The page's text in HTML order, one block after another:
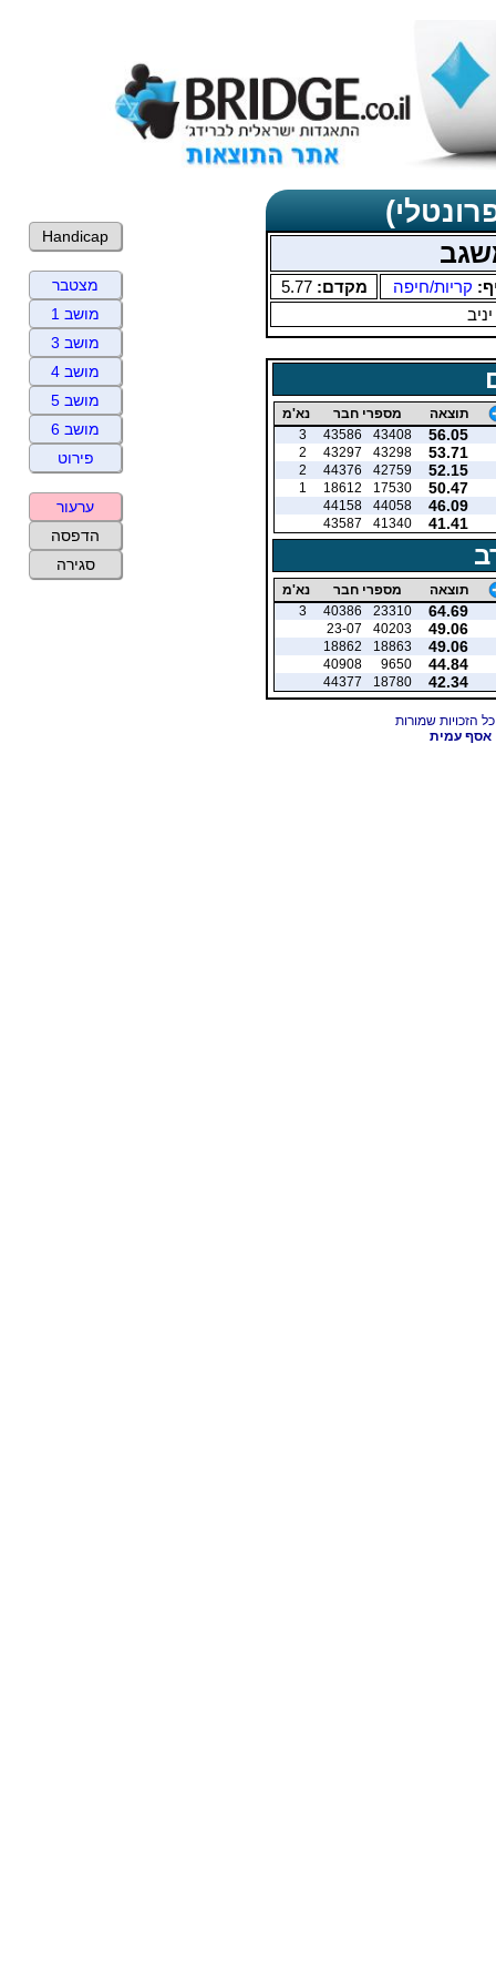
קריות/חיפה מקדם:5.77
תוצאה מספרי חבר נא'מ
56.05
43408
43586
3
53.71
43298
43297
2
52.15
42759
44376
2
50.47
17530
18612
1
46.09
44058
44158
41.41
41340
43587
תוצאה מספרי חבר נא'מ
64.69
23310
40386
3
49.06
40203
23-07
49.06
18863
18862
44.84
9650
40908
42.34
18780
44377
אסף עמית
Handicap
מצטבר
מושב 1
מושב 3
מושב 4
מושב 5
מושב 6
פירוט
ערעור
הדפסה
סגירה